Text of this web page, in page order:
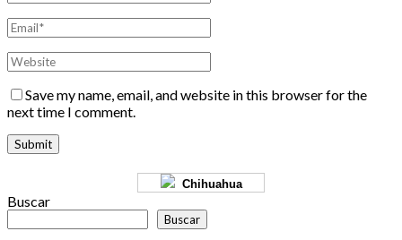
Save my name, email, and website in this browser for the
next time I comment.
Chihuahua
Buscar
Buscar